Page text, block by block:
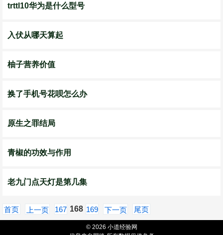
trttl10华为是什么型号
入伏从哪天算起
柚子营养价值
换了手机号花呗怎么办
原生之罪结局
青椒的功效与作用
老九门点天灯是第几集
首页 上一页 167 168 169 下一页 尾页
© 2026 小道经验网